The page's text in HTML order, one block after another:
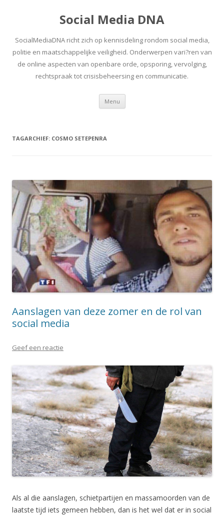
Social Media DNA
SocialMediaDNA richt zich op kennisdeling rondom social media,
politie en maatschappelijke veiligheid. Onderwerpen vari?ren van
de online aspecten van openbare orde, opsporing, vervolging,
rechtspraak tot crisisbeheersing en communicatie.
Menu Spring
inhoud
TAGARCHIEF: COSMO SETEPENRA
Aanslagen van deze zomer en de rol van
social media
Geef een reactie
Als al die aanslagen, schietpartijen en massamoorden van de
laatste tijd iets gemeen hebben, dan is het wel dat er in social